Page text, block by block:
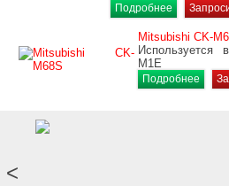
Подробнее
Mitsubishi CK-
Используется
M1E
Подробнее
<